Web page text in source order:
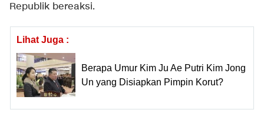
Republik bereaksi.
Lihat Juga :
Berapa Umur Kim Ju Ae Putri Kim Jong
Un yang Disiapkan Pimpin Korut?